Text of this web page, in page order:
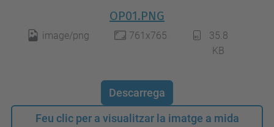
OP01.PNG
image/png 761x765
35.8
KB
Descarrega
Feu clic per a visualitzar la imatge a mida